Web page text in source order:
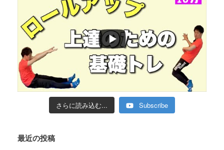
さらに読み込む... Subscribe
最近の投稿